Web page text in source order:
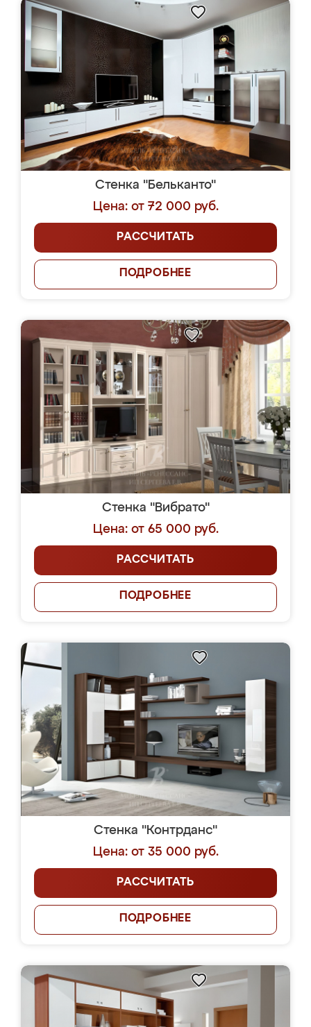
Стенка "Бельканто"
Цена: от 72 000 руб.
РАССЧИТАТЬ
ПОДРОБНЕЕ
Стенка "Вибрато"
Цена: от 65 000 руб.
РАССЧИТАТЬ
ПОДРОБНЕЕ
Стенка "Контрданс"
Цена: от 35 000 руб.
РАССЧИТАТЬ
ПОДРОБНЕЕ